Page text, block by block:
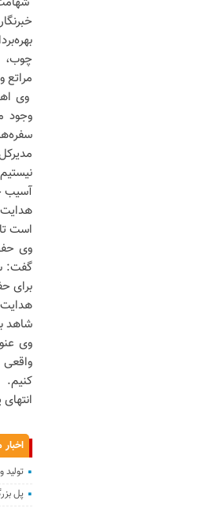
چوب،
وی
وجود
آسیب
هدایت
است
وی
گفت:
برای
شاهد
وی
کنیم.
انتهای
تولید
پل